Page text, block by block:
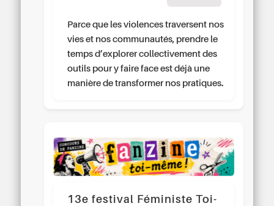
Parce que les violences traversent nos
vies et nos communautés, prendre le
temps d’explorer collectivement des
outils pour y faire face est déjà une
manière de transformer nos pratiques.
13e festival Féministe Toi-